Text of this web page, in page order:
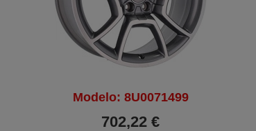
Modelo: 8U0071499
702,22 €